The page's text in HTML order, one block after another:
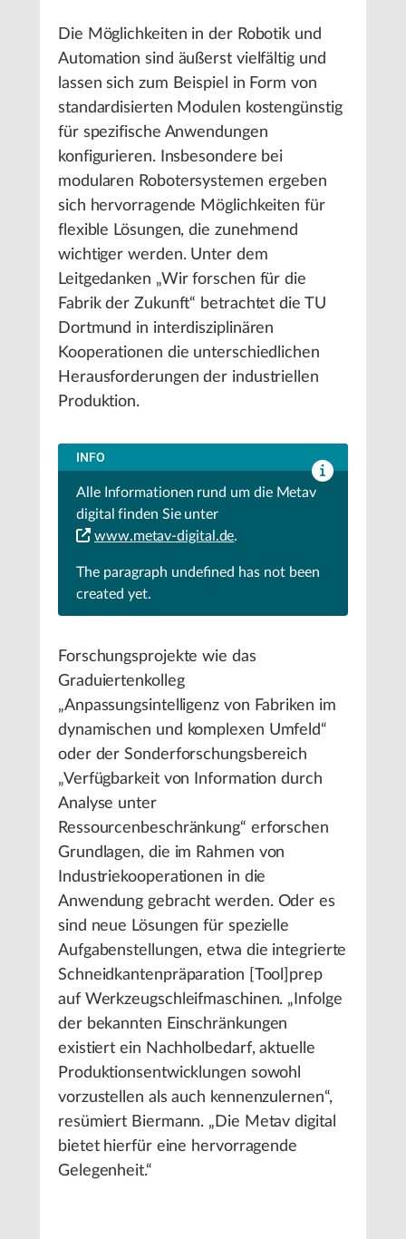
Die Möglichkeiten in der Robotik und
Automation sind äußerst vielfältig und
lassen sich zum Beispiel in Form von
standardisierten Modulen kostengünstig
für spezifische Anwendungen
konfigurieren. Insbesondere bei
modularen Robotersystemen ergeben
sich hervorragende Möglichkeiten für
flexible Lösungen, die zunehmend
wichtiger werden. Unter dem
Leitgedanken „Wir forschen für die
Fabrik der Zukunft“ betrachtet die TU
Dortmund in interdisziplinären
Kooperationen die unterschiedlichen
Herausforderungen der industriellen
Produktion.
INFO
Alle Informationen rund um die Metav
digital finden Sie unter
www.metav-digital.de.
The paragraph undefined has not been
created yet.
Forschungsprojekte wie das
Graduiertenkolleg
„Anpassungsintelligenz von Fabriken im
dynamischen und komplexen Umfeld“
oder der Sonderforschungsbereich
„Verfügbarkeit von Information durch
Analyse unter
Ressourcenbeschränkung“ erforschen
Grundlagen, die im Rahmen von
Industriekooperationen in die
Anwendung gebracht werden. Oder es
sind neue Lösungen für spezielle
Aufgabenstellungen, etwa die integrierte
Schneidkantenpräparation [Tool]prep
auf Werkzeugschleifmaschinen. „Infolge
der bekannten Einschränkungen
existiert ein Nachholbedarf, aktuelle
Produktionsentwicklungen sowohl
vorzustellen als auch kennenzulernen“,
resümiert Biermann. „Die Metav digital
bietet hierfür eine hervorragende
Gelegenheit.“